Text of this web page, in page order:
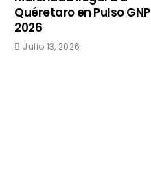
Quéretaro en Pulso GNP
2026
Julio 13, 2026